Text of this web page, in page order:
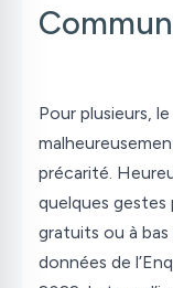
Pour plusieurs,
précarité.
quelques
gratuits ou à bas
données de